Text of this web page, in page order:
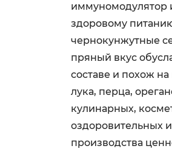
иммуномодулятор
здоровому
чернокунжутные
пряный вкус
составе и похож
лука, перца,
кулинарных,
оздоровительных
производства